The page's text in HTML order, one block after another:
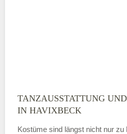
TANZAUSSTATTUNG
IN HAVIXBECK
Kostüme sind längst nicht nur zu